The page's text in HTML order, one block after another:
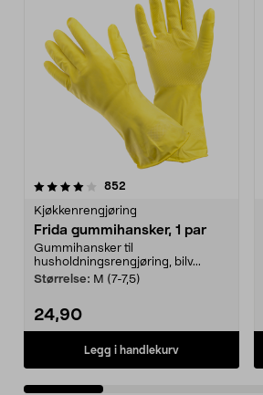
852
Kjøkkenrengjøring
Frida gummihansker, 1 par
Gummihansker til
husholdningsrengjøring, bilv...
Størrelse: M (7-7,5)
24,90
Legg i handlekurv
4.5 av 5 stjerner